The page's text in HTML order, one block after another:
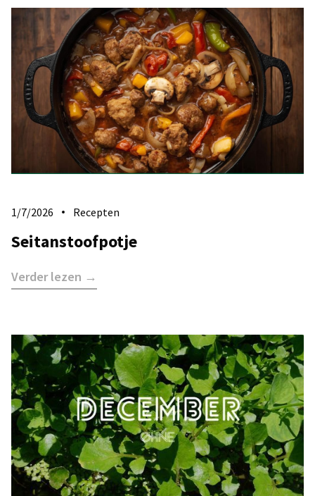
1/7/2026 Recepten
Seitanstoofpotje
Verder lezen →